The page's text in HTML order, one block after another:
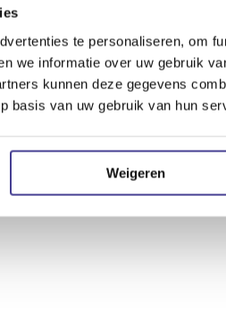
te personaliseren, om
we informatie over uw gebruik
kunnen deze gegevens
basis van uw gebruik van hun
Weigeren
met duo Komari in een
ik eerst met duo Puur
we eten een heerlijke lunch